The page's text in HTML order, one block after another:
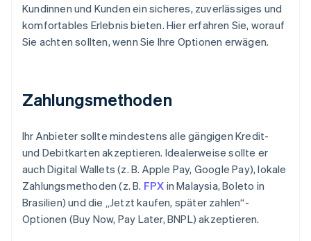
Kundinnen und Kunden ein sicheres, zuverlässiges und
komfortables Erlebnis bieten. Hier erfahren Sie, worauf
Sie achten sollten, wenn Sie Ihre Optionen erwägen.
Zahlungsmethoden
Ihr Anbieter sollte mindestens alle gängigen Kredit-
und Debitkarten akzeptieren. Idealerweise sollte er
auch Digital Wallets (z. B. Apple Pay, Google Pay), lokale
Zahlungsmethoden (z. B. FPX in Malaysia, Boleto in
Brasilien) und die „Jetzt kaufen, später zahlen“-
Optionen (Buy Now, Pay Later, BNPL) akzeptieren.